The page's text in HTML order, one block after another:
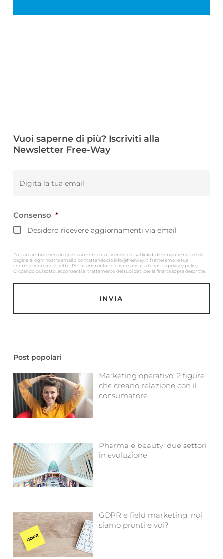
Vuoi saperne di più? Iscriviti alla
Newsletter Free-Way
Email
Consenso *
Desidero ricevere aggiornamenti via email
Potrai cambiare idea in qualsiasi momento facendo clic sul link di disiscrizione nel piè di
pagina di ogni nostra email o contattandoci a info@freeway.it Tratteremo le tue
informazioni con rispetto. Per ulteriori informazioni consulta la nostra privacy policy.
Cliccando qui sotto, acconsenti al trattamento dei tuoi dati per le finalità sopra descritte.
Post popolari
Marketing operativo: 2 figure
che creano relazione con il
consumatore
Pharma e beauty: due settori
in evoluzione
GDPR e field marketing: noi
siamo pronti e voi?